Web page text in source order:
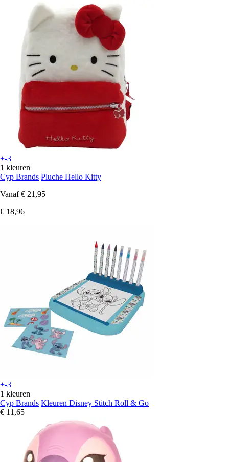
+-3
1 kleuren
Cyp Brands Pluche Hello Kitty
Vanaf € 21,95
€ 18,96
+-3
1 kleuren
Cyp Brands Kleuren Disney Stitch Roll & Go
€ 11,65